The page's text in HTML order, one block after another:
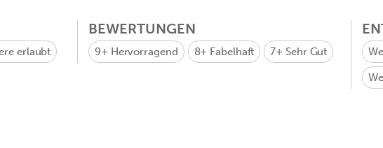
erlaubt
BEWERTUNGEN
9+ Hervorragend 8+ Fabelhaft 7+ Sehr Gut